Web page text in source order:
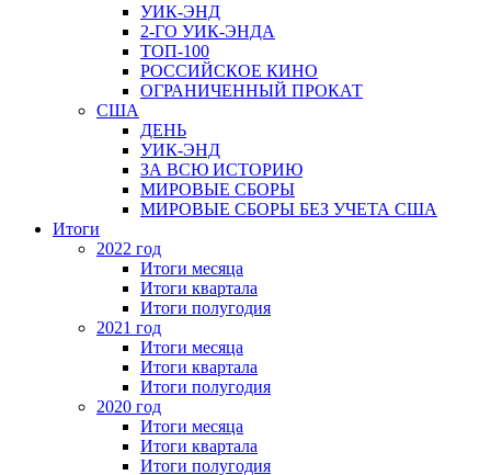
УИК-ЭНД
2-ГО УИК-ЭНДА
ТОП-100
РОССИЙСКОЕ КИНО
ОГРАНИЧЕННЫЙ ПРОКАТ
США
ДЕНЬ
УИК-ЭНД
ЗА ВСЮ ИСТОРИЮ
МИРОВЫЕ СБОРЫ
МИРОВЫЕ СБОРЫ БЕЗ УЧЕТА США
Итоги
2022 год
Итоги месяца
Итоги квартала
Итоги полугодия
2021 год
Итоги месяца
Итоги квартала
Итоги полугодия
2020 год
Итоги месяца
Итоги квартала
Итоги полугодия